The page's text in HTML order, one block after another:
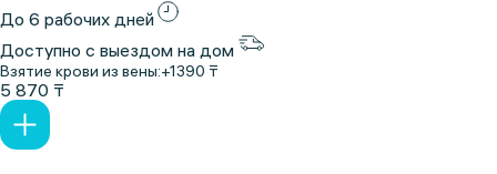
До 6 рабочих дней
Доступно с выездом на дом
Взятие крови из вены:+1390 ₸
5 870 ₸